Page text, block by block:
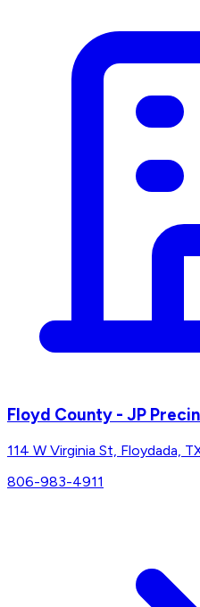
Floyd County - JP
114 W Virginia St, Floydada,
806-983-4911